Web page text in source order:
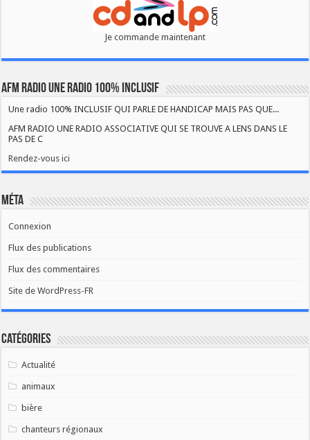
Je commande maintenant
AFM RADIO UNE RADIO 100% INCLUSIF
Une radio 100% INCLUSIF QUI PARLE DE HANDICAP MAIS PAS QUE...
AFM RADIO UNE RADIO ASSOCIATIVE QUI SE TROUVE A LENS DANS LE
PAS DE C
Rendez-vous ici
Méta
Connexion
Flux des publications
Flux des commentaires
Site de WordPress-FR
Catégories
Actualité
animaux
bière
chanteurs régionaux